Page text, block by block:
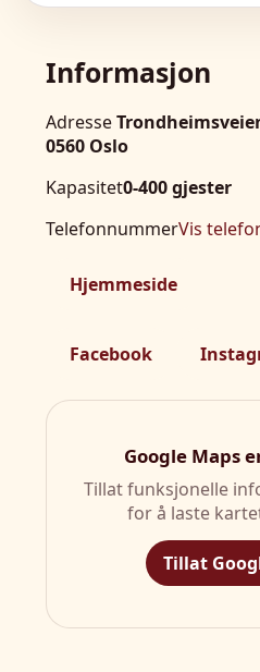
Informasjon
Adresse
0560 Oslo
Kapasitet0-400 gjester
TelefonnummerVis
Hjemmeside
Facebook
Google Maps
Tillat funksjonelle
for å laste
Tillat